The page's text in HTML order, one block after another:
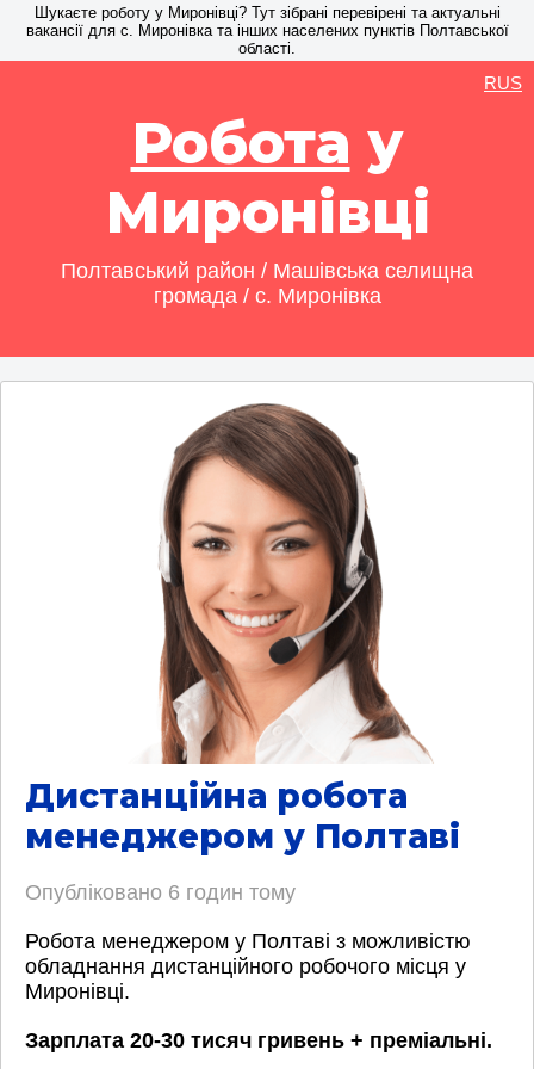
Шукаєте роботу у Миронівці? Тут зібрані перевірені та актуальні
вакансії для с. Миронівка та інших населених пунктів Полтавської
області.
Робота у
Миронівці
Полтавський район / Машівська селищна
громада / с. Миронівка
RUS
Дистанційна робота
менеджером у Полтаві
Опубліковано 6 годин тому
Робота менеджером у Полтаві з можливістю
обладнання дистанційного робочого місця у
Миронівці.
Зарплата 20-30 тисяч гривень + преміальні.